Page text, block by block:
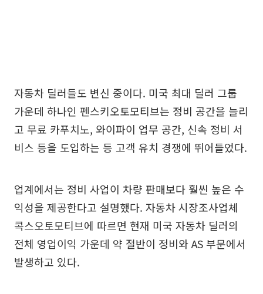
자동차 딜러들도 변신 중이다. 미국 최대 딜러 그룹
가운데 하나인 펜스키오토모티브는 정비 공간을 늘리
고 무료 카푸치노, 와이파이 업무 공간, 신속 정비 서
비스 등을 도입하는 등 고객 유치 경쟁에 뛰어들었다.
업계에서는 정비 사업이 차량 판매보다 훨씬 높은 수
익성을 제공한다고 설명했다. 자동차 시장조사업체
콕스오토모티브에 따르면 현재 미국 자동차 딜러의
전체 영업이익 가운데 약 절반이 정비와 AS 부문에서
발생하고 있다.